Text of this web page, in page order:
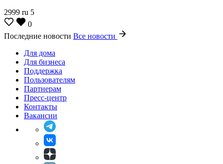
2999 ru 5
0
Последние новости Все новости
Для дома
Для бизнеса
Поддержка
Пользователям
Партнерам
Пресс-центр
Контакты
Вакансии